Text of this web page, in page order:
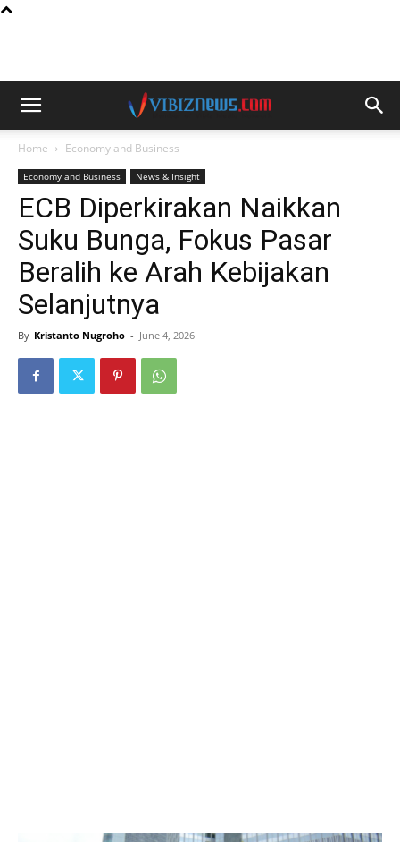
Home Economy and Business
Economy and Business News & Insight
ECB Diperkirakan Naikkan
Suku Bunga, Fokus Pasar
Beralih ke Arah Kebijakan
Selanjutnya
By Kristanto Nugroho - June 4, 2026